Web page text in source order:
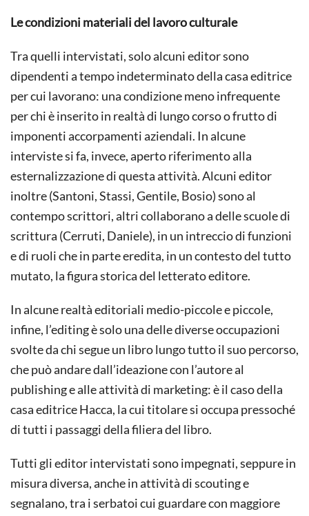
Le condizioni materiali del lavoro culturale
Tra quelli intervistati, solo alcuni editor sono
dipendenti a tempo indeterminato della casa editrice
per cui lavorano: una condizione meno infrequente
per chi è inserito in realtà di lungo corso o frutto di
imponenti accorpamenti aziendali. In alcune
interviste si fa, invece, aperto riferimento alla
esternalizzazione di questa attività. Alcuni editor
inoltre (Santoni, Stassi, Gentile, Bosio) sono al
contempo scrittori, altri collaborano a delle scuole di
scrittura (Cerruti, Daniele), in un intreccio di funzioni
e di ruoli che in parte eredita, in un contesto del tutto
mutato, la figura storica del letterato editore.
In alcune realtà editoriali medio-piccole e piccole,
infine, l’editing è solo una delle diverse occupazioni
svolte da chi segue un libro lungo tutto il suo percorso,
che può andare dall’ideazione con l’autore al
publishing e alle attività di marketing: è il caso della
casa editrice Hacca, la cui titolare si occupa pressoché
di tutti i passaggi della filiera del libro.
Tutti gli editor intervistati sono impegnati, seppure in
misura diversa, anche in attività di scouting e
segnalano, tra i serbatoi cui guardare con maggiore